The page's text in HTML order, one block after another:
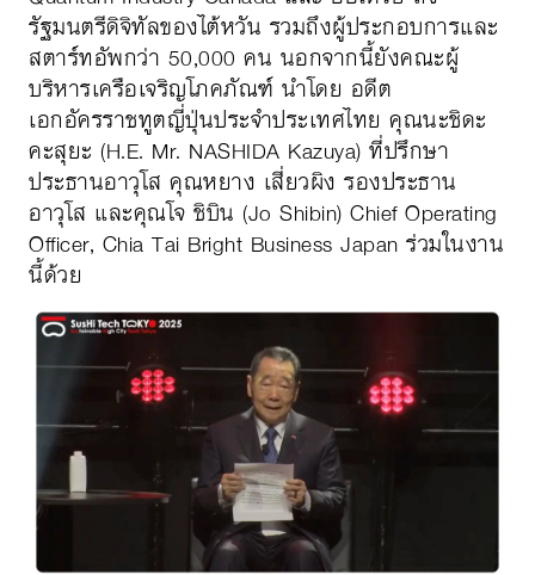
รัฐมนตรีดิจิทัลของไต้หวัน รวมถึงผู้ประกอบการและ
สตาร์ทอัพกว่า 50,000 คน นอกจากนี้ยังคณะผู้
บริหารเครือเจริญโภคภัณฑ์ นำโดย อดีต
เอกอัครราชทูตญี่ปุ่นประจำประเทศไทย คุณนะชิดะ
คะสุยะ (H.E. Mr. NASHIDA Kazuya) ที่ปรึกษา
ประธานอาวุโส คุณหยาง เสี่ยวผิง รองประธาน
อาวุโส และคุณโจ ชิบิน (Jo Shibin) Chief Operating
Officer, Chia Tai Bright Business Japan ร่วมในงาน
นี้ด้วย